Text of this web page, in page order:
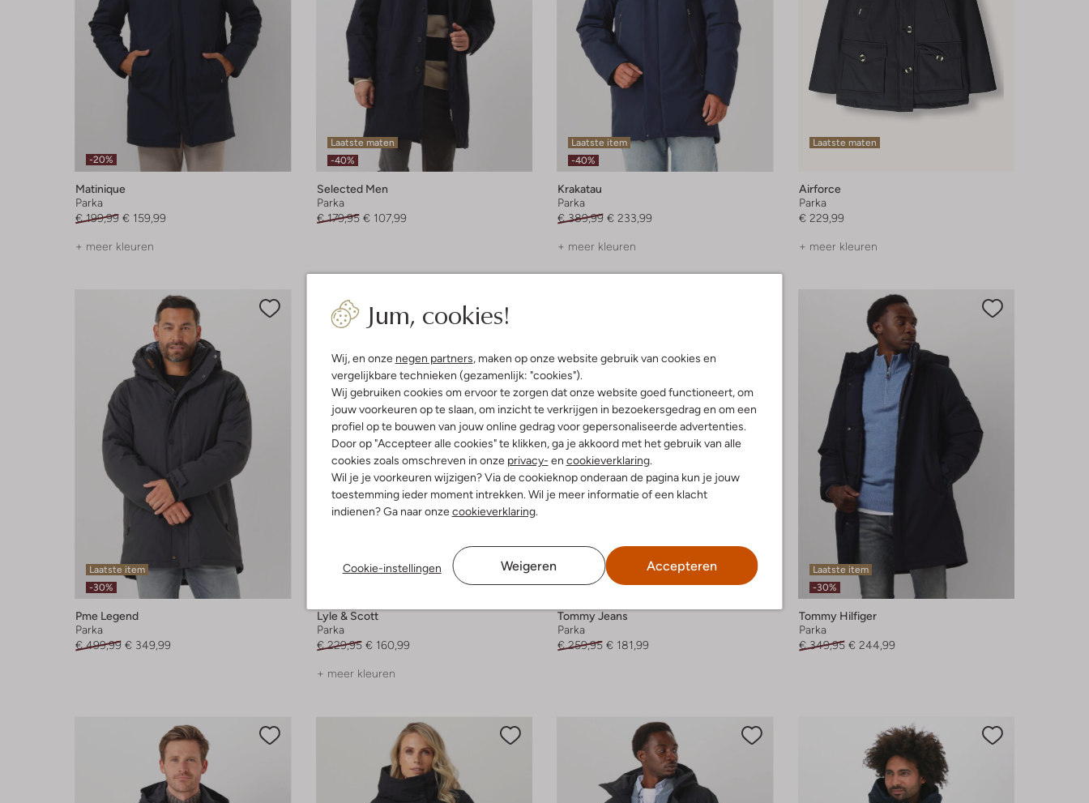
Jum, cookies!
Wij, en onze negen partners, maken op onze website gebruik van cookies en
vergelijkbare technieken (gezamenlijk: "cookies").
Wij gebruiken cookies om ervoor te zorgen dat onze website goed functioneert, om
jouw voorkeuren op te slaan, om inzicht te verkrijgen in bezoekersgedrag en om een
profiel op te bouwen van jouw online gedrag voor gepersonaliseerde advertenties.
Door op "Accepteer alle cookies" te klikken, ga je akkoord met het gebruik van alle
cookies zoals omschreven in onze privacy- en cookieverklaring.
Wil je je voorkeuren wijzigen? Via de cookieknop onderaan de pagina kun je jouw
toestemming ieder moment intrekken. Wil je meer informatie of een klacht
indienen? Ga naar onzecookieverklaring.
Cookie-instellingen Weigeren Accepteren
-20%
Matinique
Parka
€ 199,99 € 159,99
+ meer kleuren
Laatste maten
-40%
Selected Men
Parka
€ 179,95 € 107,99
Laatste item
-40%
Krakatau
Parka
€ 389,99 € 233,99
+ meer kleuren
Laatste maten
Airforce
Parka
€ 229,99
+ meer kleuren
Laatste item
-30%
Pme Legend
Parka
€ 499,99 € 349,99
Laatste maten
Lyle & Scott
Parka
€ 229,95 € 160,99
+ meer kleuren
Laatste item
-30%
Tommy Jeans
Parka
€ 259,95 € 181,99
Laatste item
-30%
Tommy Hilfiger
Parka
€ 349,95 € 244,99